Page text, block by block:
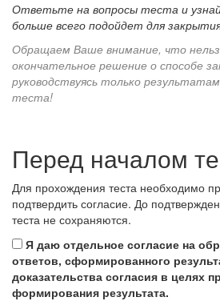
Ответьте на вопросы теста и
больше всего подойдет для
Обращаем Ваше внимание, что
окончательное решение о способе
руководствуясь только
теста!
Перед началом
Для прохождения теста необходимо
подтвердить согласие. До
теста не сохраняются.
Я даю отдельное согласие на
ответов, сформированного
доказательства согласия в целях
формирования результата.